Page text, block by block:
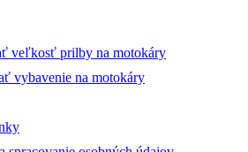
veľkosť prilby na motokáry
vybavenie na motokáry